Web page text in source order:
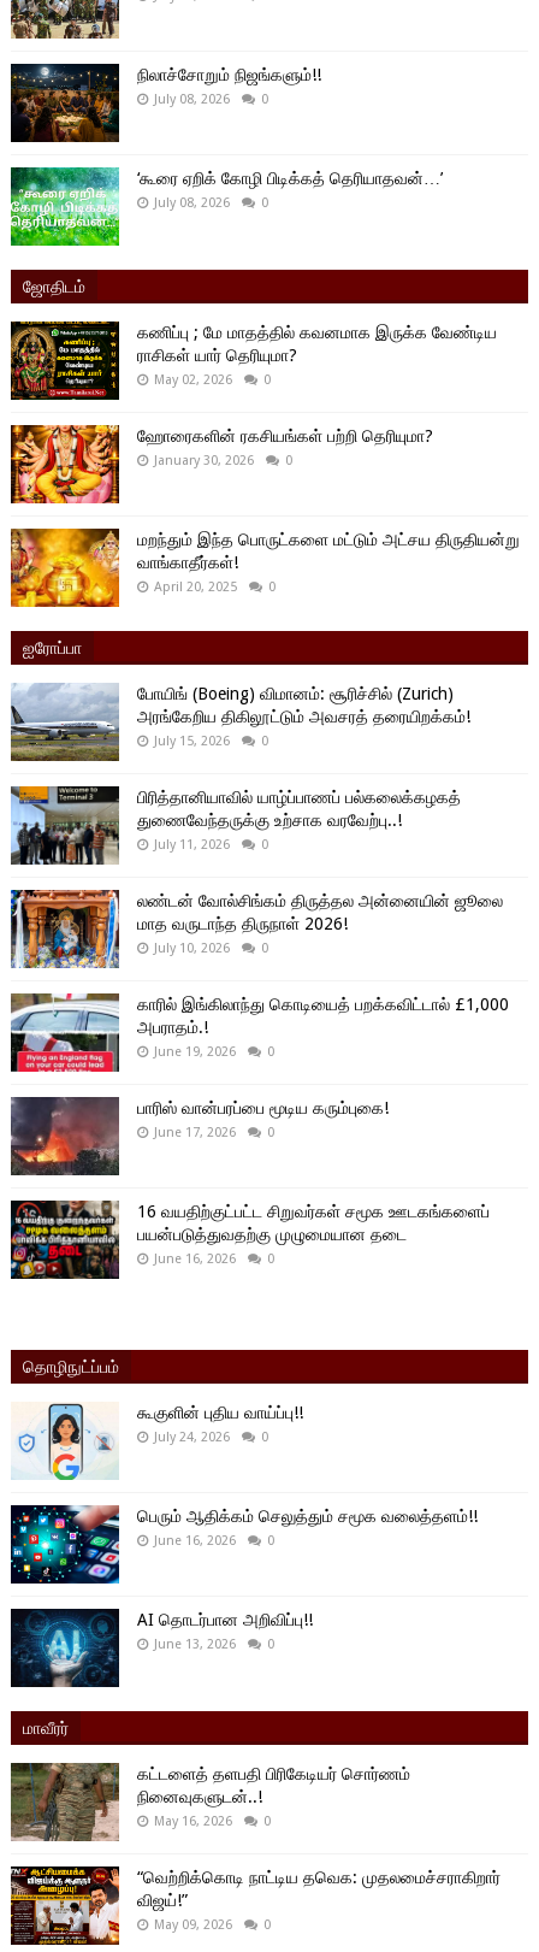
நிலாச்சோறும் நிஜங்களும்!!
July 08, 2026 0
‘கூரை ஏறிக் கோழி பிடிக்கத் தெரியாதவன்…’
July 08, 2026 0
ஜோதிடம்
கணிப்பு ; மே மாதத்தில் கவனமாக இருக்க வேண்டிய
ராசிகள் யார் தெரியுமா?
May 02, 2026 0
ஹோரைகளின் ரகசியங்கள் பற்றி தெரியுமா?
January 30, 2026 0
மறந்தும் இந்த பொருட்களை மட்டும் அட்சய திருதியன்று
வாங்காதீர்கள்!
April 20, 2025 0
ஐரோப்பா
போயிங் (Boeing) விமானம்: சூரிச்சில் (Zurich)
அரங்கேறிய திகிலூட்டும் அவசரத் தரையிறக்கம்!
July 15, 2026 0
பிரித்தானியாவில் யாழ்ப்பாணப் பல்கலைக்கழகத்
துணைவேந்தருக்கு உற்சாக வரவேற்பு..!
July 11, 2026 0
லண்டன் வோல்சிங்கம் திருத்தல அன்னையின் ஜூலை
மாத வருடாந்த திருநாள் 2026!
July 10, 2026 0
காரில் இங்கிலாந்து கொடியைத் பறக்கவிட்டால் £1,000
அபராதம்.!
June 19, 2026 0
பாரிஸ் வான்பரப்பை மூடிய கரும்புகை!
June 17, 2026 0
16 வயதிற்குட்பட்ட சிறுவர்கள் சமூக ஊடகங்களைப்
பயன்படுத்துவதற்கு முழுமையான தடை
June 16, 2026 0
தொழிநுட்ப்பம்
கூகுளின் புதிய வாய்ப்பு!!
July 24, 2026 0
பெரும் ஆதிக்கம் செலுத்தும் சமூக வலைத்தளம்!!
June 16, 2026 0
AI தொடர்பான அறிவிப்பு!!
June 13, 2026 0
மாவீரர்
கட்டளைத் தளபதி பிரிகேடியர் சொர்ணம்
நினைவுகளுடன்..!
May 16, 2026 0
“வெற்றிக்கொடி நாட்டிய தவெக: முதலமைச்சராகிறார்
விஜய்!”
May 09, 2026 0